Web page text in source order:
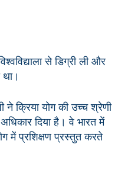
से डिग्री ली और
ने क्रिया योग की उच्च श्रेणी
दिया है। वे भारत में
में प्रशिक्षण प्रस्तुत करते